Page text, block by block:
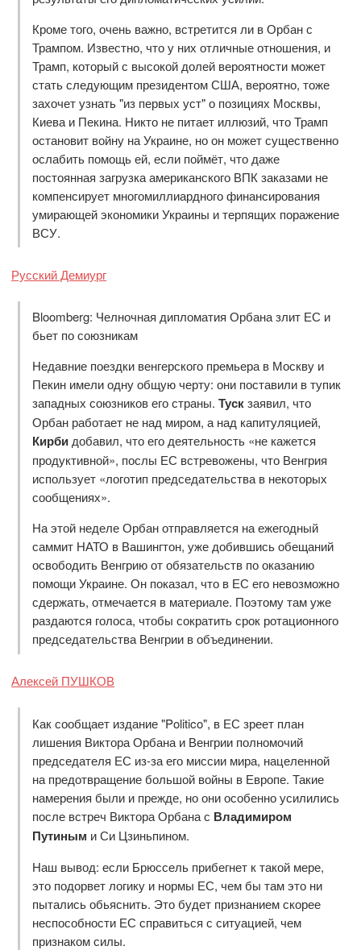
Кроме того, очень важно, встретится ли в Орбан с
Трампом. Известно, что у них отличные отношения, и
Трамп, который с высокой долей вероятности может
стать следующим президентом США, вероятно, тоже
захочет узнать "из первых уст" о позициях Москвы,
Киева и Пекина. Никто не питает иллюзий, что Трамп
остановит войну на Украине, но он может существенно
ослабить помощь ей, если поймёт, что даже
постоянная загрузка американского ВПК заказами не
компенсирует многомиллиардного финансирования
умирающей экономики Украины и терпящих поражение
ВСУ.
Русский Демиург
Bloomberg: Челночная дипломатия Орбана злит ЕС и
бьет по союзникам
Недавние поездки венгерского премьера в Москву и
Пекин имели одну общую черту: они поставили в тупик
западных союзников его страны. Тускзаявил, что
Орбан работает не над миром, а над капитуляцией,
Кирбидобавил, что его деятельность «не кажется
продуктивной», послы ЕС встревожены, что Венгрия
использует «логотип председательства в некоторых
сообщениях».
На этой неделе Орбан отправляется на ежегодный
саммит НАТО в Вашингтон, уже добившись обещаний
освободить Венгрию от обязательств по оказанию
помощи Украине. Он показал, что в ЕС его невозможно
сдержать, отмечается в материале. Поэтому там уже
раздаются голоса, чтобы сократить срок ротационного
председательства Венгрии в объединении.
Алексей ПУШКОВ
Как сообщает издание "Politico", в ЕС зреет план
лишения Виктора Орбана и Венгрии полномочий
председателя ЕС из-за его миссии мира, нацеленной
на предотвращение большой войны в Европе. Такие
намерения были и прежде, но они особенно усилились
после встреч Виктора Орбана с Владимиром
Путиным и Си Цзиньпином.
Наш вывод: если Брюссель прибегнет к такой мере,
это подорвет логику и нормы ЕС, чем бы там это ни
пытались обьяснить. Это будет признанием скорее
неспособности ЕС справиться с ситуацией, чем
признаком силы.